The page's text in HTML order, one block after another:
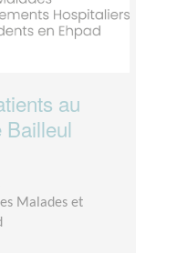
au
Bailleul
Malades et